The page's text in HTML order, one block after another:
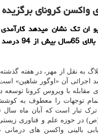
واكسن كرونای برگزیده
ان تك نشان میدهد كارآمدی
به نقل از مهر، در هفته
اجرائی آن «اوگور شاهین»
توجهات را معطوف به
تبار است که آبان ماه سال
در حوزه علم و فناوری
بالینی واکسن های